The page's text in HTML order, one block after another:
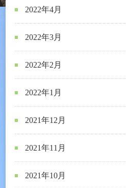
2022年4月
2022年3月
2022年2月
2022年1月
2021年12月
2021年11月
2021年10月